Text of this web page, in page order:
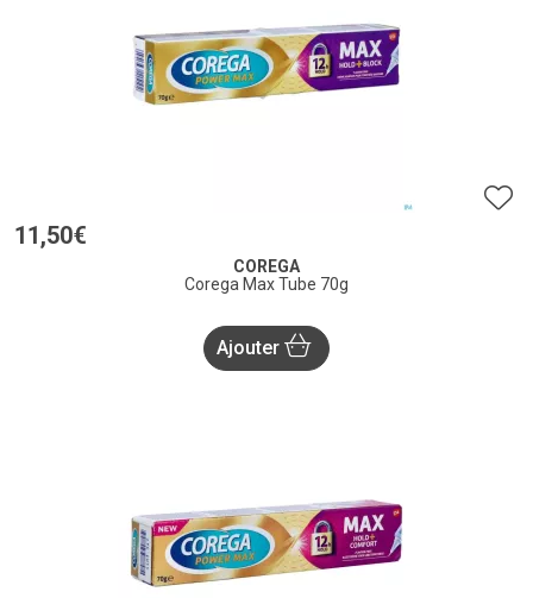
11 ,50€
COREGA
Corega Max Tube 70g
Ajouter